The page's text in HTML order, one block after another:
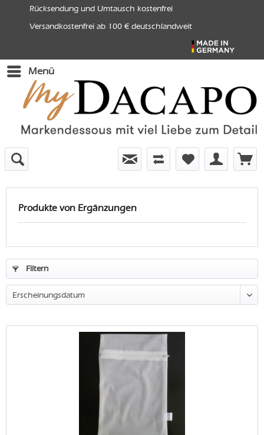
Rücksendung und Umtausch kostenfrei
Versandkostenfrei ab 100 € deutschlandweit
Menü
Produkte von Ergänzungen
Filtern